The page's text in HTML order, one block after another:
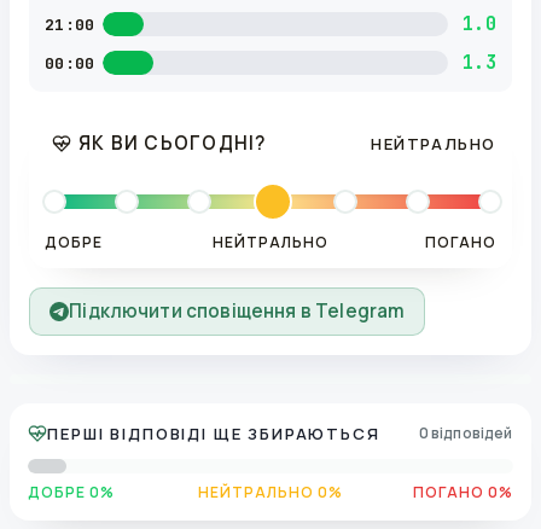
21:00 1.0
00:00 1.3
ЯК ВИ СЬОГОДНІ? НЕЙТРАЛЬНО
ДОБРЕ НЕЙТРАЛЬНО ПОГАНО
Підключити сповіщення в Telegram
ПЕРШІ ВІДПОВІДІ ЩЕ ЗБИРАЮТЬСЯ 0 відповідей
ДОБРЕ 0% НЕЙТРАЛЬНО 0% ПОГАНО 0%